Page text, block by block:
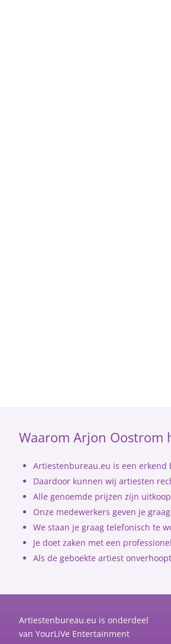
Waarom Arjon Oostrom
Artiestenbureau.eu is een
Daardoor kunnen wij artiesten
Alle genoemde prijzen zijn
Onze medewerkers geven je
We staan je graag telefonisch te
Je doet zaken met een
Als de geboekte artiest
Artiestenbureau.eu is onderdeel
van YourLiVe Entertainment